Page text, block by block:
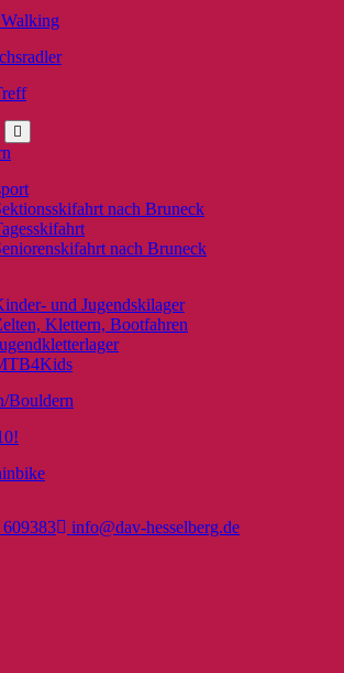
nach Bruneck
nach Bruneck
und Jugendskilager
Klettern, Bootfahren
Bouldern
info@dav-hesselberg.de